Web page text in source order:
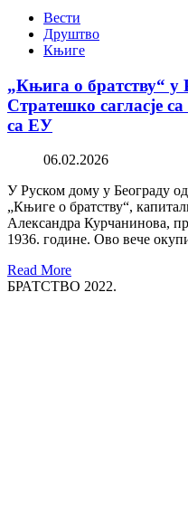
Вести
Друштво
Књиге
„Књига о братству“
Стратешко сагласје
са ЕУ
06.02.2026
У Руском дому у Београду
„Књиге о братству“,
Александра Курчанинова,
1936. године. Ово вече
Read More
БРАТСТВО 2022.